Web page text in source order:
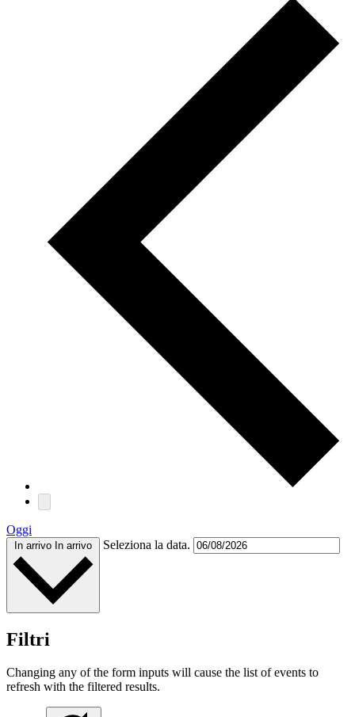
Oggi
In arrivo In arrivo Seleziona la data.
Filtri
Changing any of the form inputs will cause the list of events to
refresh with the filtered results.